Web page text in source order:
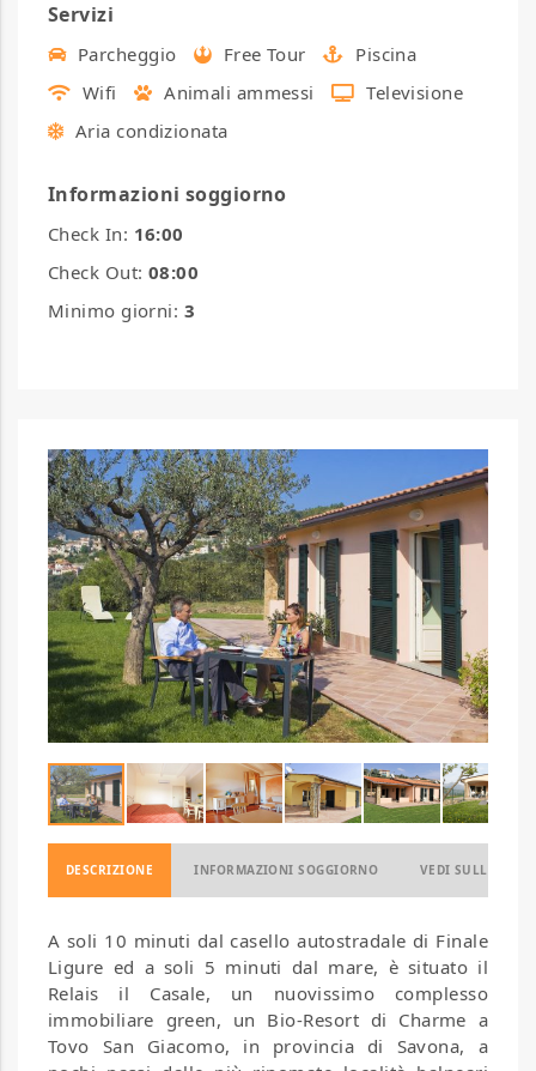
Servizi
Parcheggio Free Tour
Piscina
Wifi
Animali ammessi
Televisione
Aria condizionata
Informazioni soggiorno
Check In: 16:00
Check Out: 08:00
Minimo giorni: 3
DESCRIZIONE INFORMAZIONI SOGGIORNO VEDI SULLA
A soli 10 minuti dal casello autostradale di Finale
Ligure ed a soli 5 minuti dal mare, è situato il
Relais il Casale, un nuovissimo complesso
immobiliare green, un Bio-Resort di Charme a
Tovo San Giacomo, in provincia di Savona, a